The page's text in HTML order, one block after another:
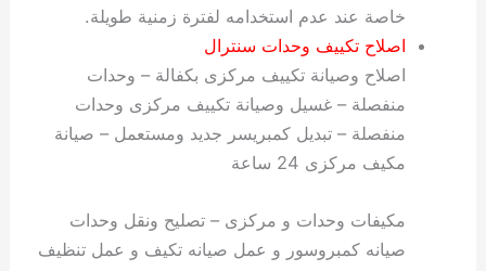
خاصة عند عدم استخدامه لفترة زمنية طويلة.
اصلاح تكييف وحدات سنترال
اصلاح وصيانة تكييف مركزى بكفالة – وحدات
منفصلة – غسيل وصيانة تكييف مركزى وحدات
منفصلة – تبديل كمبريسر جديد ومستعمل – صيانة
مكيف مركزى 24 ساعة
مكيفات وحدات و مركزى – تصليح ونقل وحدات
صيانه كمبروسور و عمل صيانه تكيف و عمل تنظيف